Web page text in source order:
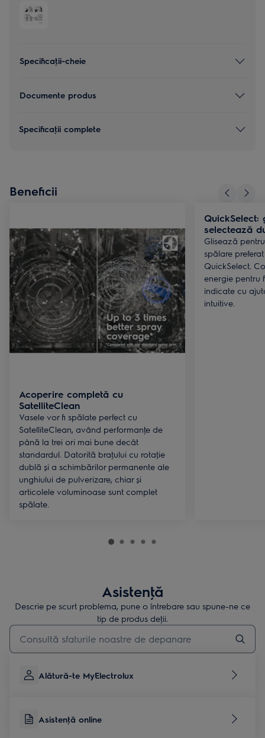
Specificaţii-cheie
Documente produs
Specificaţii complete
Beneficii
Acoperire completă cu
SatelliteClean
Vasele vor fi spălate perfect cu
SatelliteClean, având performanţe de
până la trei ori mai bune decât
standardul. Datorită braţului cu rotaţie
dublă și a schimbărilor permanente ale
unghiului de pulverizare, chiar și
articolele voluminoase sunt complet
spălate.
QuickSelect:
selectează
Glisează
spălare
QuickSelect.
energie pentru
indicate cu
intuitive.
Asistenţă
Descrie pe scurt problema, pune o întrebare sau spune-ne ce
tip de produs deţii.
Type to search for support articles
Alătură-te MyElectrolux
Asistenţă online